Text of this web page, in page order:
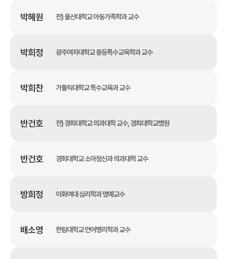
박혜원 전) 울산대학교 아동가족학과 교수
박희정 광주여자대학교 중등특수교육학과 교수
박희찬 가톨릭대학교 특수교육과 교수
반건호 전) 경희대학교 의과대학 교수, 경희대학교병원
반건호 경희대학교 소아정신과 의과대학 교수
방희정 이화여대 심리학과 명예교수
배소영 한림대학교 언어병리학과 교수